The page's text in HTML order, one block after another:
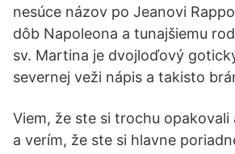
nesúce názov po Jeanovi
dôb Napoleona a tunajšiemu
sv. Martina je dvojloďový
severnej veži nápis a takisto
Viem, že ste si trochu opakovali
a verím, že ste si hlavne